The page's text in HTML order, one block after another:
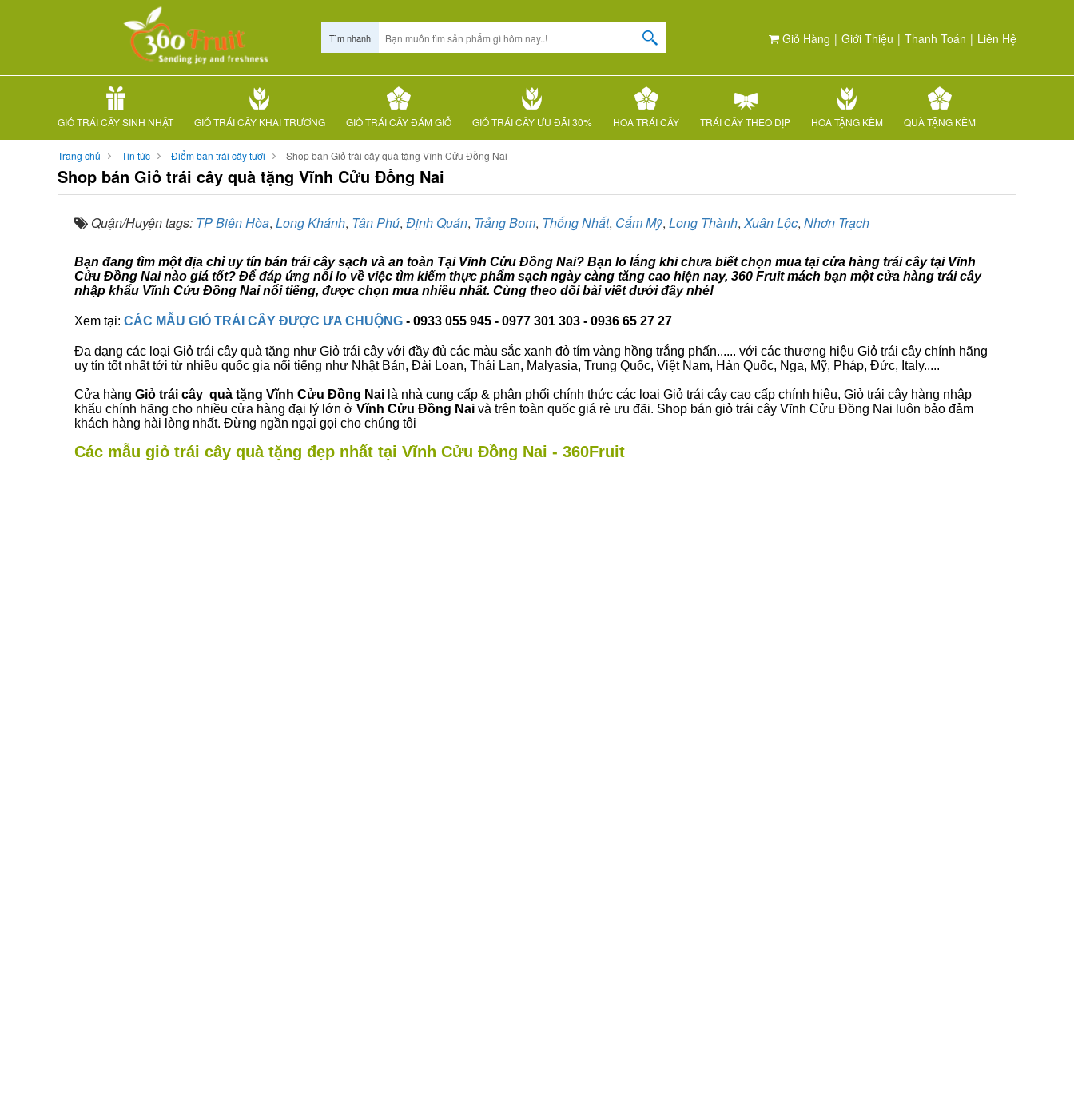
Giỏ Hàng | Giới Thiệu | Thanh Toán | Liên Hệ
Tìm nhanh
GIỎ TRÁI CÂY SINH NHẬT GIỎ TRÁI CÂY KHAI TRƯƠNG GIỎ TRÁI CÂY ĐÁM GIỖ GIỎ TRÁI CÂY ƯU ĐÃI 30% HOA TRÁI CÂY TRÁI CÂY THEO DỊP HOA TẶNG KÈM QUÀ TẶNG KÈM
Trang chủ Tin tức Điểm bán trái cây tươi Shop bán Giỏ trái cây quà tặng Vĩnh Cửu Đồng Nai
Shop bán Giỏ trái cây quà tặng Vĩnh Cửu Đồng Nai
Quận/Huyện tags: TP Biên Hòa, Long Khánh, Tân Phú, Định Quán, Trảng Bom, Thống Nhất, Cẩm Mỹ, Long Thành,Xuân Lộc, Nhơn Trạch
Bạn đang tìm một địa chỉ uy tín bán trái cây sạch và an toàn Tại Vĩnh Cửu Đồng Nai? Bạn lo lắng khi chưa biết chọn mua tại cửa hàng trái cây tại Vĩnh
Cửu Đồng Nai nào giá tốt? Để đáp ứng nỗi lo về việc tìm kiếm thực phẩm sạch ngày càng tăng cao hiện nay, 360 Fruit mách bạn một cửa hàng trái cây
nhập khẩu Vĩnh Cửu Đồng Nai nổi tiếng, được chọn mua nhiều nhất. Cùng theo dõi bài viết dưới đây nhé!
Xem tại: CÁC MẪU GIỎ TRÁI CÂY ĐƯỢC ƯA CHUỘNG - 0933 055 945 - 0977 301 303 - 0936 65 27 27
Đa dạng các loại Giỏ trái cây quà tặng như Giỏ trái cây với đầy đủ các màu sắc xanh đỏ tím vàng hồng trắng phấn...... với các thương hiệu Giỏ trái cây chính hãng
uy tín tốt nhất tới từ nhiều quốc gia nổi tiếng như Nhật Bản, Đài Loan, Thái Lan, Malyasia, Trung Quốc, Việt Nam, Hàn Quốc, Nga, Mỹ, Pháp, Đức, Italy.....
Cửa hàng Giỏ trái cây quà tặng Vĩnh Cửu Đồng Nai là nhà cung cấp & phân phối chính thức các loại Giỏ trái cây cao cấp chính hiệu, Giỏ trái cây hàng nhập
khẩu chính hãng cho nhiều cửa hàng đại lý lớn ở Vĩnh Cửu Đồng Nai và trên toàn quốc giá rẻ ưu đãi. Shop bán giỏ trái cây Vĩnh Cửu Đồng Nai luôn bảo đảm
khách hàng hài lòng nhất. Đừng ngần ngại gọi cho chúng tôi
Các mẫu giỏ trái cây quà tặng đẹp nhất tại Vĩnh Cửu Đồng Nai - 360Fruit